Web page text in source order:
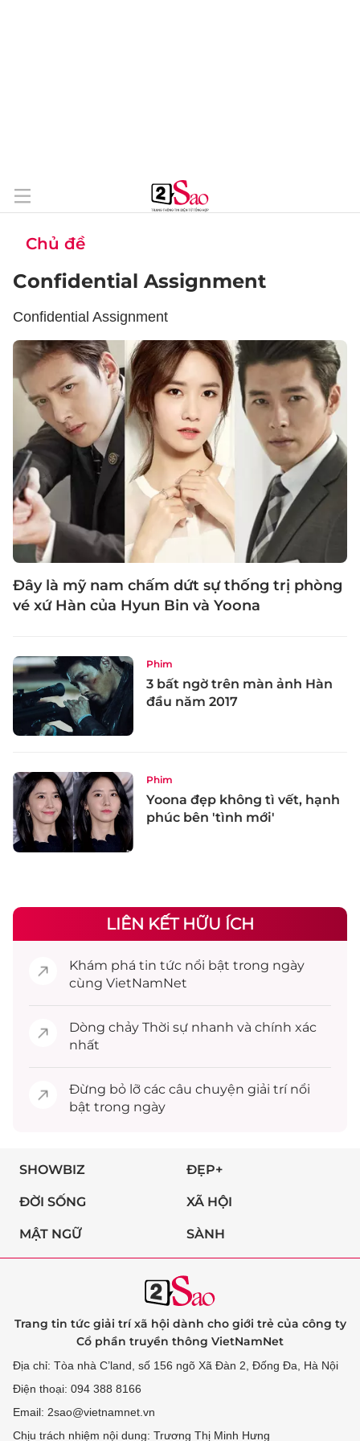
Chủ đề
Confidential Assignment
Confidential Assignment
Đây là mỹ nam chấm dứt sự thống trị phòng
vé xứ Hàn của Hyun Bin và Yoona
Phim
3 bất ngờ trên màn ảnh Hàn
đầu năm 2017
Phim
Yoona đẹp không tì vết, hạnh
phúc bên 'tình mới'
LIÊN KẾT HỮU ÍCH
Khám phá tin tức nổi bật trong ngày
cùng VietNamNet
Dòng chảy Thời sự nhanh và chính xác
nhất
Đừng bỏ lỡ các câu chuyện giải trínổi
bật trong ngày
SHOWBIZ ĐẸP+
ĐỜI SỐNG XÃ HỘI
MẬT NGỮ SÀNH
Trang tin tức giải trí xã hội dành cho giới trẻ của công ty
Cổ phần truyền thông VietNamNet
Địa chỉ: Tòa nhà C’land, số 156 ngõ Xã Đàn 2, Đống Đa, Hà Nội
Điện thoại: 094 388 8166
Email: 2sao@vietnamnet.vn
Chịu trách nhiệm nội dung: Trương Thị Minh Hưng